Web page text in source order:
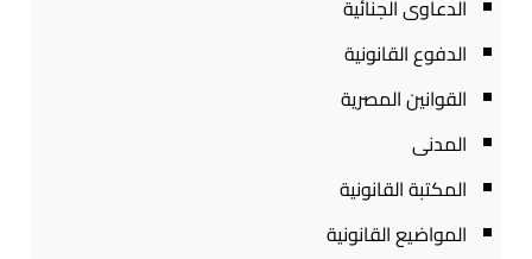
الدعاوى الجنائية
الدفوع القانونية
القوانين المصرية
المدنى
المكتبة القانونية
المواضيع القانونية